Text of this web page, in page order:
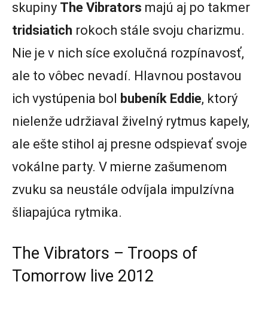
skupiny The Vibrators majú aj po takmer
tridsiatich rokoch stále svoju charizmu.
Nie je v nich síce exolučná rozpínavosť,
ale to vôbec nevadí. Hlavnou postavou
ich vystúpenia bol bubeník Eddie, ktorý
nielenže udržiaval živelný rytmus kapely,
ale ešte stihol aj presne odspievať svoje
vokálne party. V mierne zašumenom
zvuku sa neustále odvíjala impulzívna
šliapajúca rytmika.
The Vibrators – Troops of
Tomorrow live 2012